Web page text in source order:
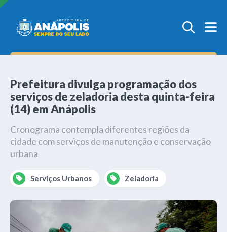
Prefeitura divulga programação dos
serviços de zeladoria desta quinta-feira
(14) em Anápolis
Cronograma contempla diferentes regiões da
cidade com serviços de manutenção e conservação
urbana
Serviços Urbanos Zeladoria